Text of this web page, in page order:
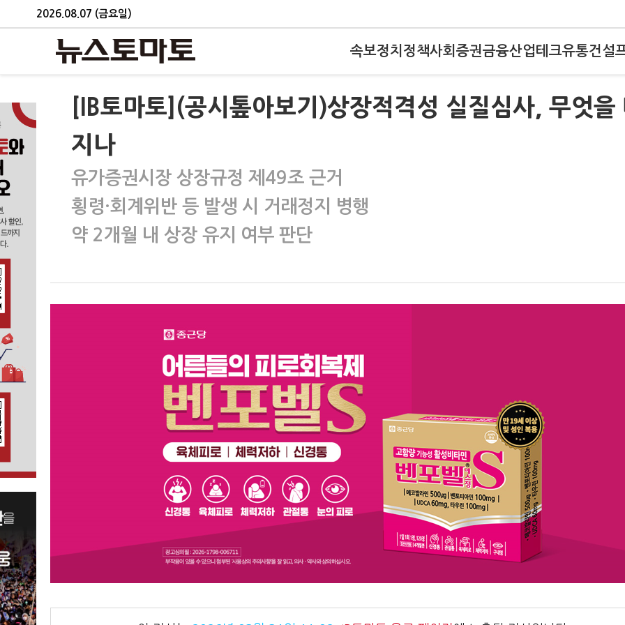
2026.08.07 (금요일)
속보정치 정책사회 증권금융산업테크유통건설
[IB토마토](공시톺아보기)상장적격성 실질심사, 무엇을
지나
유가증권시장 상장규정 제49조 근거
횡령·회계위반 등 발생 시 거래정지 병행
약 2개월 내 상장 유지 여부 판단